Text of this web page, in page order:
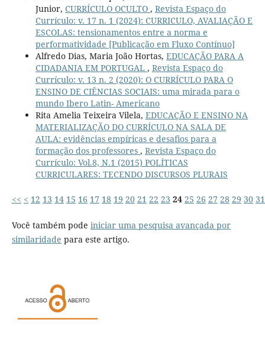
Junior, CURRÍCULO OCULTO , Revista Espaço do
Currículo: v. 17 n. 1 (2024): CURRICULO, AVALIAÇÃO E
ESCOLAS: tensionamentos entre a norma e
performatividade [Publicação em Fluxo Contínuo]
Alfredo Dias, Maria João Hortas, EDUCAÇÃO PARA A
CIDADANIA EM PORTUGAL , Revista Espaço do
Currículo: v. 13 n. 2 (2020): O CURRÍCULO PARA O
ENSINO DE CIÊNCIAS SOCIAIS: uma mirada para o
mundo Ibero Latin- Americano
Rita Amelia Teixeira Vilela, EDUCAÇÃO E ENSINO NA
MATERIALIZAÇÃO DO CURRÍCULO NA SALA DE
AULA: evidências empíricas e desafios para a
formação dos professores , Revista Espaço do
Currículo: Vol.8, N.1 (2015) POLÍTICAS
CURRICULARES: TECENDO DISCURSOS PLURAIS
<< < 12 13 14 15 16 17 18 19 20 21 22 23 24 25 26 27 28 29 30 31
Você também pode iniciar uma pesquisa avançada por
similaridade para este artigo.